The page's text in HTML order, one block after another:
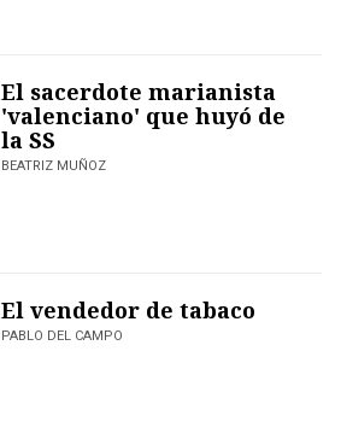
El sacerdote marianista
'valenciano' que huyó de
la SS
BEATRIZ MUÑOZ
El vendedor de tabaco
PABLO DEL CAMPO